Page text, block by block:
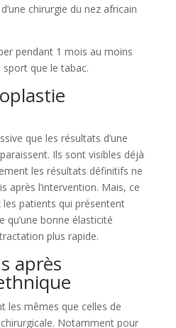
chirurgie du nez africain
pendant 1 mois au moins
sport que le tabac.
que les résultats d’une
Ils sont visibles déjà
les résultats définitifs ne
après l’intervention. Mais, ce
patients qui présentent
qu’une bonne élasticité
plus rapide.
après
les mêmes que celles de
Notamment pour